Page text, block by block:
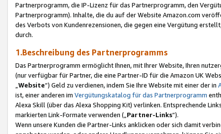
Partnerprogramm, die IP-Lizenz für das Partnerprogramm, den
Partnerprogramm). Inhalte, die du auf der Website Amazon.com
des Verbots von Kundenrezensionen, die gegen eine Vergütung
durch.
1.Beschreibung des Partnerprogramms
Das Partnerprogramm ermöglicht Ihnen, mit Ihrer Website, Ihren
(nur verfügbar für Partner, die eine Partner-ID für die Amazon UK
Website“) Geld zu verdienen, indem Sie Ihre Website mit einer der in
ist, einer anderen im Vergütungskatalog für das Partnerprogramm
Alexa Skill (über das Alexa Shopping Kit) verlinken. Entsprechende
markierten Link-Formate verwenden („ Partner-Links“).
Wenn unsere Kunden die Partner-Links anklicken oder sich damit